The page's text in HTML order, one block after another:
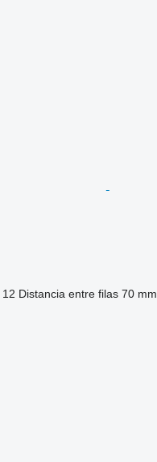
12 Distancia entre filas 70 mm